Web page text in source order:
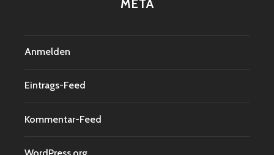
META
Anmelden
Eintrags-Feed
Kommentar-Feed